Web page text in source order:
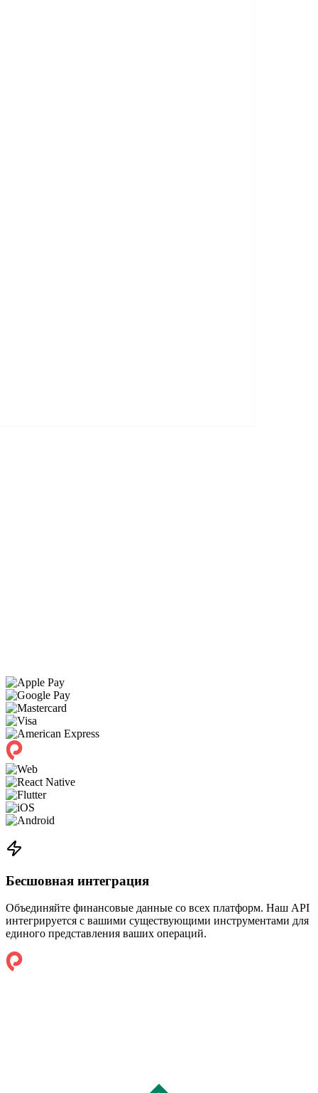
Бесшовная интеграция
Объединяйте финансовые данные со всех платформ. Наш API
интегрируется с вашими существующими инструментами для
единого представления ваших операций.